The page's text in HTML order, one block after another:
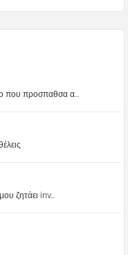
που προσπαθσα α...
ζητάει inv...